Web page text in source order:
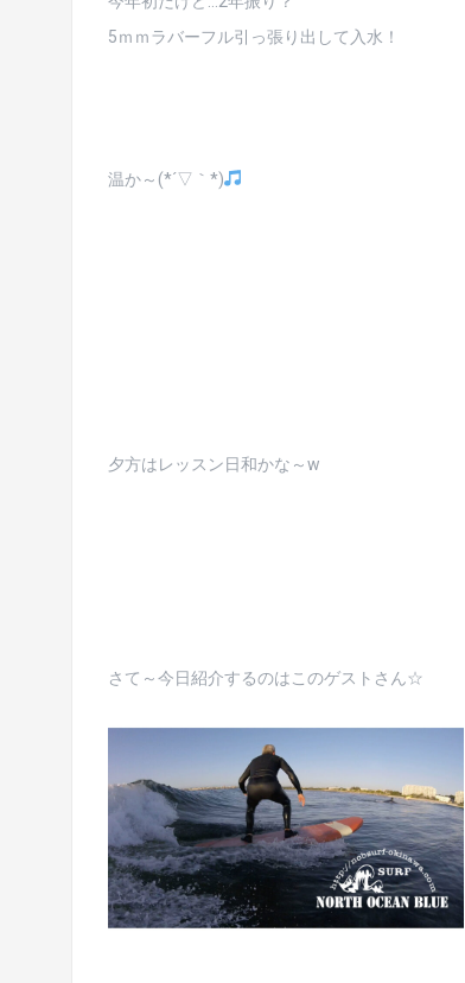
5ｍｍラバーフル引っ張り出して入水！
温か～(*´▽｀*)
夕方はレッスン日和かな～w
さて～今日紹介するのはこのゲストさん☆